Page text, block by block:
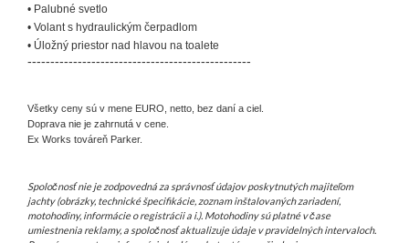
• Palubné svetlo
• Volant s hydraulickým čerpadlom
• Úložný priestor nad hlavou na toalete
-------------------------------------------------
Všetky ceny sú v mene EURO, netto, bez daní a ciel.
Doprava nie je zahrnutá v cene.
Ex Works továreň Parker.
Spoločnosť nie je zodpovedná za správnosť údajov poskytnutých majiteľom
jachty (obrázky, technické špecifikácie, zoznam inštalovaných zariadení,
motohodiny, informácie o registrácii a i.). Motohodiny sú platné v čase
umiestnenia reklamy, a spoločnosť aktualizuje údaje v pravidelných intervaloch.